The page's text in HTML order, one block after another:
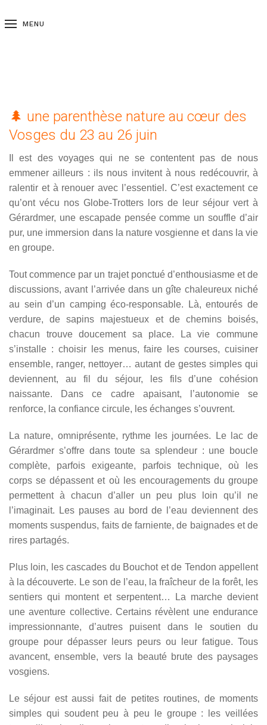
MENU
🌲 une parenthèse nature au cœur des
Vosges du 23 au 26 juin
Il est des voyages qui ne se contentent pas de nous
emmener ailleurs : ils nous invitent à nous redécouvrir, à
ralentir et à renouer avec l’essentiel. C’est exactement ce
qu’ont vécu nos Globe-Trotters lors de leur séjour vert à
Gérardmer, une escapade pensée comme un souffle d’air
pur, une immersion dans la nature vosgienne et dans la vie
en groupe.
Tout commence par un trajet ponctué d’enthousiasme et de
discussions, avant l’arrivée dans un gîte chaleureux niché
au sein d’un camping éco-responsable. Là, entourés de
verdure, de sapins majestueux et de chemins boisés,
chacun trouve doucement sa place. La vie commune
s’installe : choisir les menus, faire les courses, cuisiner
ensemble, ranger, nettoyer… autant de gestes simples qui
deviennent, au fil du séjour, les fils d’une cohésion
naissante. Dans ce cadre apaisant, l’autonomie se
renforce, la confiance circule, les échanges s’ouvrent.
La nature, omniprésente, rythme les journées. Le lac de
Gérardmer s’offre dans toute sa splendeur : une boucle
complète, parfois exigeante, parfois technique, où les
corps se dépassent et où les encouragements du groupe
permettent à chacun d’aller un peu plus loin qu’il ne
l’imaginait. Les pauses au bord de l’eau deviennent des
moments suspendus, faits de farniente, de baignades et de
rires partagés.
Plus loin, les cascades du Bouchot et de Tendon appellent
à la découverte. Le son de l’eau, la fraîcheur de la forêt, les
sentiers qui montent et serpentent… La marche devient
une aventure collective. Certains révèlent une endurance
impressionnante, d’autres puisent dans le soutien du
groupe pour dépasser leurs peurs ou leur fatigue. Tous
avancent, ensemble, vers la beauté brute des paysages
vosgiens.
Le séjour est aussi fait de petites routines, de moments
simples qui soudent peu à peu le groupe : les veillées